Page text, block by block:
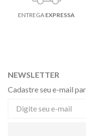
ENTREGA EXPRESSA
NEWSLETTER
Cadastre seu e-mail